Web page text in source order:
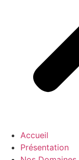
Accueil
Présentation